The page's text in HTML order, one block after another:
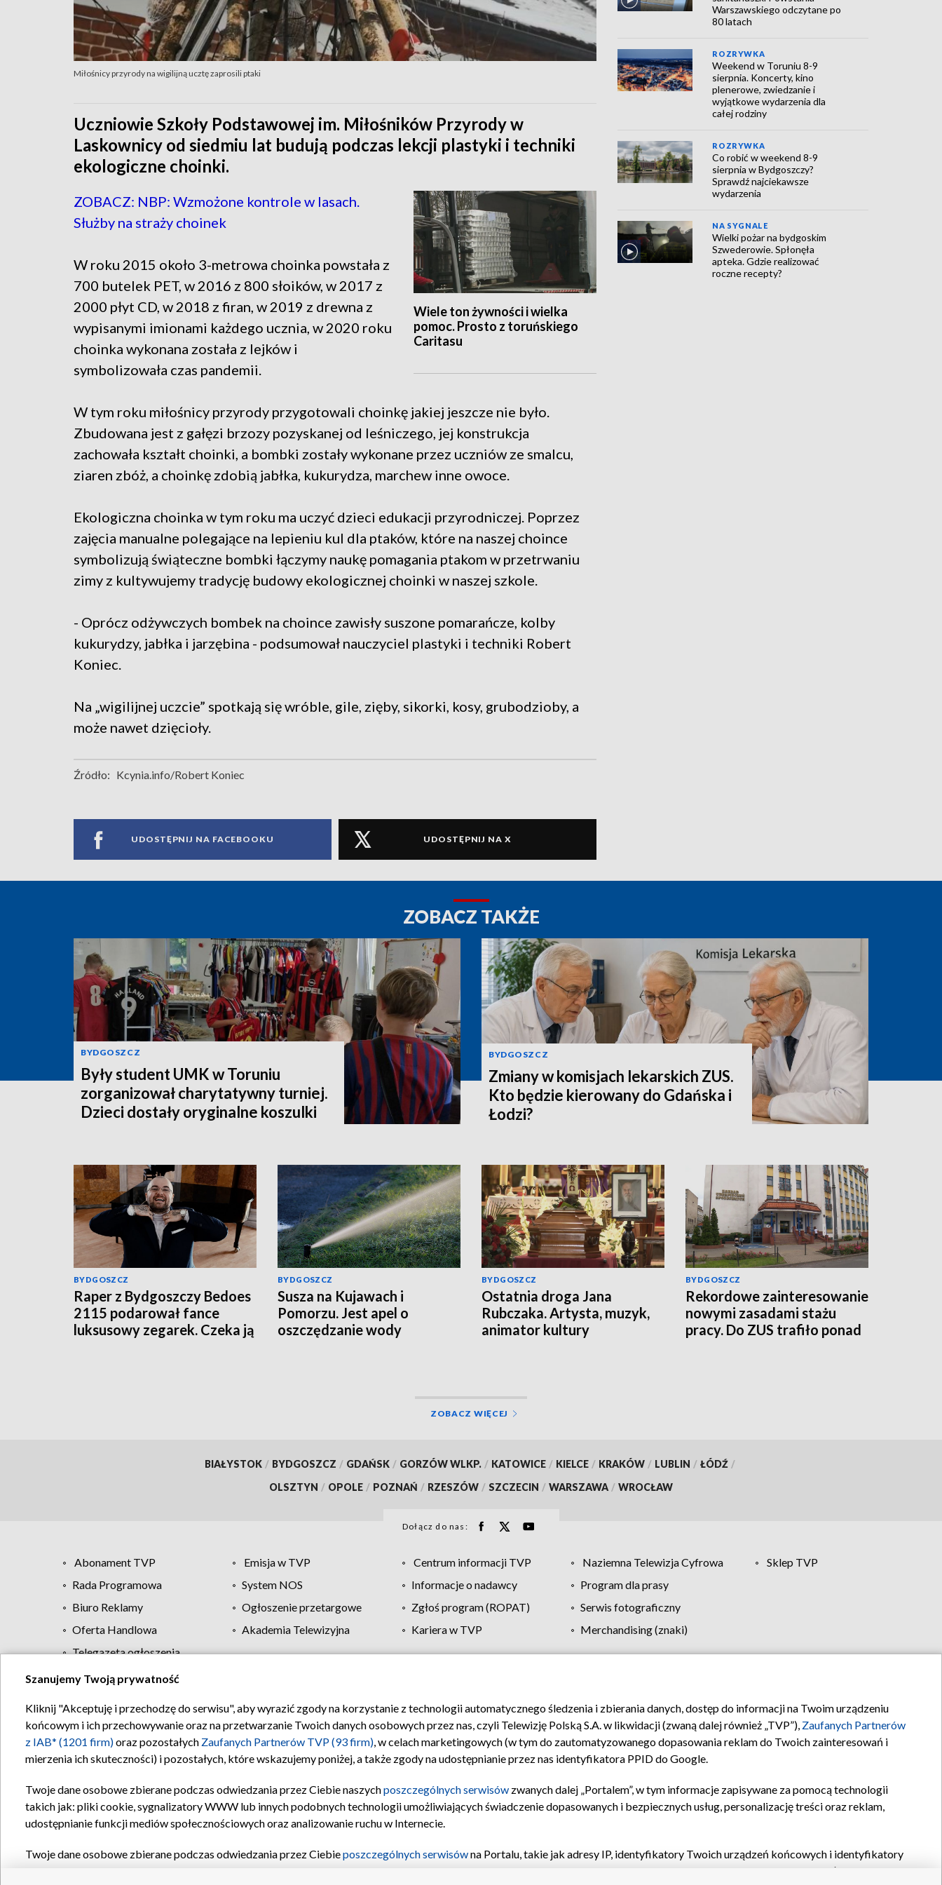
Miłośnicy przyrody na wigilijną ucztę zaprosili ptaki
Uczniowie Szkoły Podstawowej im. Miłośników Przyrody w
Laskownicy od siedmiu lat budują podczas lekcji plastyki i techniki
ekologiczne choinki.
Wiele ton żywności i wielka
pomoc. Prosto z toruńskiego
Caritasu
ZOBACZ: NBP: Wzmożone kontrole w lasach.
Służby na straży choinek
W roku 2015 około 3-metrowa choinka powstała z
700 butelek PET, w 2016 z 800 słoików, w 2017 z
2000 płyt CD, w 2018 z firan, w 2019 z drewna z
wypisanymi imionami każdego ucznia, w 2020 roku
choinka wykonana została z lejków i
symbolizowała czas pandemii.
W tym roku miłośnicy przyrody przygotowali choinkę jakiej jeszcze nie było.
Zbudowana jest z gałęzi brzozy pozyskanej od leśniczego, jej konstrukcja
zachowała kształt choinki, a bombki zostały wykonane przez uczniów ze smalcu,
ziaren zbóż, a choinkę zdobią jabłka, kukurydza, marchew inne owoce.
Ekologiczna choinka w tym roku ma uczyć dzieci edukacji przyrodniczej. Poprzez
zajęcia manualne polegające na lepieniu kul dla ptaków, które na naszej choince
symbolizują świąteczne bombki łączymy naukę pomagania ptakom w przetrwaniu
zimy z kultywujemy tradycję budowy ekologicznej choinki w naszej szkole.
- Oprócz odżywczych bombek na choince zawisły suszone pomarańcze, kolby
kukurydzy, jabłka i jarzębina - podsumował nauczyciel plastyki i techniki Robert
Koniec.
Na „wigilijnej uczcie” spotkają się wróble, gile, zięby, sikorki, kosy, grubodzioby, a
może nawet dzięcioły.
Źródło: Kcynia.info/Robert Koniec
UDOSTĘPNIJ NA FACEBOOKU UDOSTĘPNIJ NA X
Warszawskiego odczytane po
80 latach
ROZRYWKA
Weekend w Toruniu 8-9
sierpnia. Koncerty, kino
plenerowe, zwiedzanie i
wyjątkowe wydarzenia dla
całej rodziny
ROZRYWKA
Co robić w weekend 8-9
sierpnia w Bydgoszczy?
Sprawdź najciekawsze
wydarzenia
NA SYGNALE
Wielki pożar na bydgoskim
Szwederowie. Spłonęła
apteka. Gdzie realizować
roczne recepty?
ZOBACZ TAKŻE
BYDGOSZCZ
Były student UMK w Toruniu
zorganizował charytatywny turniej.
Dzieci dostały oryginalne koszulki
BYDGOSZCZ
Zmiany w komisjach lekarskich ZUS.
Kto będzie kierowany do Gdańska i
Łodzi?
BYDGOSZCZ
Raper z Bydgoszczy Bedoes
2115 podarował fance
luksusowy zegarek. Czeka ją
BYDGOSZCZ
Susza na Kujawach i
Pomorzu. Jest apel o
oszczędzanie wody
BYDGOSZCZ
Ostatnia droga Jana
Rubczaka. Artysta, muzyk,
animator kultury
BYDGOSZCZ
Rekordowe zainteresowanie
nowymi zasadami stażu
pracy. Do ZUS trafiło ponad
ZOBACZ WIĘCEJ
BIAŁYSTOK / BYDGOSZCZ / GDAŃSK / GORZÓW WLKP. / KATOWICE / KIELCE / KRAKÓW / LUBLIN / ŁÓDŹ /
OLSZTYN / OPOLE / POZNAŃ / RZESZÓW / SZCZECIN / WARSZAWA / WROCŁAW
Dołącz do nas:
Abonament TVP Emisja w TVP Centrum informacji TVP Naziemna Telewizja Cyfrowa
Sklep TVP
Rada Programowa
System NOS Informacje o nadawcy
Program dla prasy
Biuro Reklamy
Ogłoszenie przetargowe Zgłoś program (ROPAT)
Serwis fotograficzny
Oferta Handlowa
Akademia Telewizyjna Kariera w TVP
Merchandising (znaki)
Telegazeta ogłoszenia
Regulamin TVP Polityka prywatności Moje zgody Pomoc Biuro reklamy Kontakt
Szanujemy Twoją prywatność
Kliknij "Akceptuję i przechodzę do serwisu", aby wyrazić zgody na korzystanie z technologii automatycznego śledzenia i zbierania danych, dostęp do informacji na Twoim urządzeniu
końcowym i ich przechowywanie oraz na przetwarzanie Twoich danych osobowych przez nas, czyli Telewizję Polską S.A. w likwidacji (zwaną dalej również „TVP”), Zaufanych Partnerów
z IAB* (1201 firm)oraz pozostałych Zaufanych Partnerów TVP (93 firm), w celach marketingowych (w tym do zautomatyzowanego dopasowania reklam do Twoich zainteresowań i
mierzenia ich skuteczności) i pozostałych, które wskazujemy poniżej, a także zgody na udostępnianie przez nas identyfikatora PPID do Google.
Twoje dane osobowe zbierane podczas odwiedzania przez Ciebie naszychposzczególnych serwisów zwanych dalej „Portalem”, w tym informacje zapisywane za pomocą technologii
takich jak: pliki cookie, sygnalizatory WWW lub innych podobnych technologii umożliwiających świadczenie dopasowanych i bezpiecznych usług, personalizację treści oraz reklam,
udostępnianie funkcji mediów społecznościowych oraz analizowanie ruchu w Internecie.
Twoje dane osobowe zbierane podczas odwiedzania przez Ciebieposzczególnych serwisówna Portalu, takie jak adresy IP, identyfikatory Twoich urządzeń końcowych i identyfikatory
oraz pozostałych